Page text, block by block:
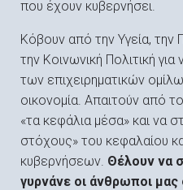
που έχουν κυβερνήσει.
Κόβουν από την Υγεία, την
την Κοινωνική Πολιτική
των επιχειρηματικών
οικονομία. Απαιτούν από
«τα κεφάλια μέσα» και να
στόχους» του κεφαλαίου
κυβερνήσεων. Θέλουν να
γυρνάνε οι άνθρωποι μας